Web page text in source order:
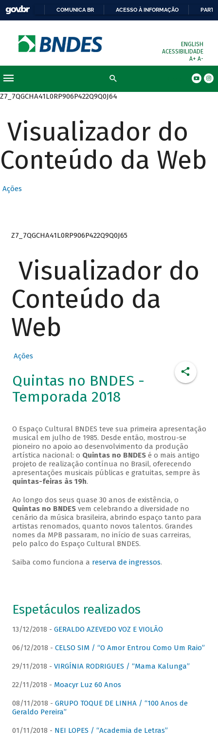
COMUNICA BR ACESSO À INFORMAÇÃO
ENGLISH
ACESSIBILIDADE
A+ A-
Z7_7QGCHA41L0RP906P422Q9Q0J64
Visualizador do
Conteúdo da Web
Ações
Z7_7QGCHA41L0RP906P422Q9Q0J65
Visualizador do
Conteúdo da
Web
Ações
Quintas no BNDES -
Temporada 2018
O Espaço Cultural BNDES teve sua primeira apresentação
musical em julho de 1985. Desde então, mostrou-se
pioneiro no apoio ao desenvolvimento da produção
artística nacional: o Quintas no BNDESé o mais antigo
projeto de realização contínua no Brasil, oferecendo
apresentações musicais públicas e gratuitas, sempre às
quintas-feiras às 19h.
Ao longo dos seus quase 30 anos de existência, o
Quintas no BNDESvem celebrando a diversidade no
cenário da música brasileira, abrindo espaço tanto para
artistas renomados, quanto novos talentos. Grandes
nomes da MPB passaram, no início de suas carreiras,
pelo palco do Espaço Cultural BNDES.
Saiba como funciona a reserva de ingressos.
Espetáculos realizados
13/12/2018 - GERALDO AZEVEDO VOZ E VIOLÃO
06/12/2018 - CELSO SIM / “O Amor Entrou Como Um Raio”
29/11/2018 - VIRGÍNIA RODRIGUES / “Mama Kalunga”
22/11/2018 - Moacyr Luz 60 Anos
08/11/2018 - GRUPO TOQUE DE LINHA / “100 Anos de
Geraldo Pereira”
01/11/2018 - NEI LOPES / “Academia de Letras”